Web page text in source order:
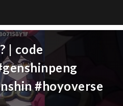
| code
#hoyoverse